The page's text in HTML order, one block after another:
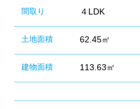
間取り ４LDK
土地面積 62.45㎡
建物面積 113.63㎡